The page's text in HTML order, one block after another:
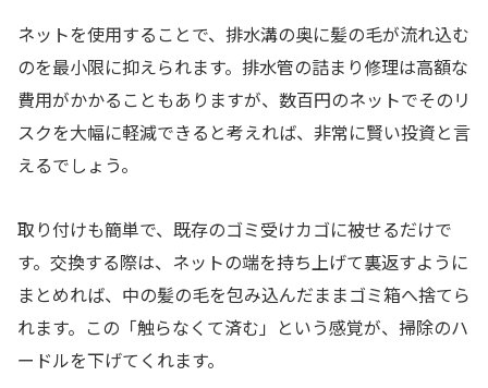
ネットを使用することで、排水溝の奥に髪の毛が流れ込む
のを最小限に抑えられます。排水管の詰まり修理は高額な
費用がかかることもありますが、数百円のネットでそのリ
スクを大幅に軽減できると考えれば、非常に賢い投資と言
えるでしょう。
取り付けも簡単で、既存のゴミ受けカゴに被せるだけで
す。交換する際は、ネットの端を持ち上げて裏返すように
まとめれば、中の髪の毛を包み込んだままゴミ箱へ捨てら
れます。この「触らなくて済む」という感覚が、掃除のハ
ードルを下げてくれます。